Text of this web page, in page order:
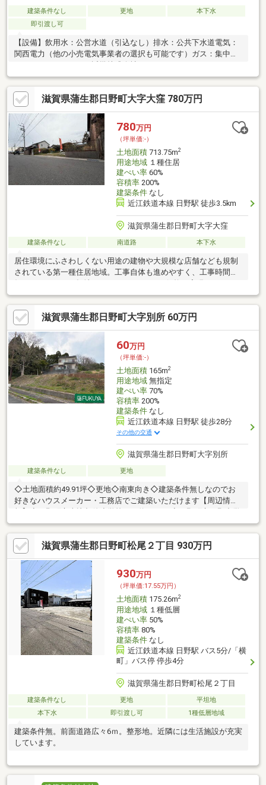
建築条件なし 更地
本下水
即引渡し可
【設備】飲用水：公営水道（引込なし）排水：公共下水道電気：
関西電力（他の小売電気事業者の選択も可能です）ガス：集中プ
滋賀県蒲生郡日野町大字大窪 780万円
780万円
（坪単価:-）
土地面積713.75m2
用途地域１種住居
建ぺい率60%
容積率200%
建築条件なし
近江鉄道本線 日野駅 徒歩3.5km
滋賀県蒲生郡日野町大字大窪
建築条件なし 南道路 本下水
居住環境にふさわしくない用途の建物や大規模な店舗なども規制
されている第一種住居地域。工事自体も進めやすく、工事時間も
すので、非常におすすめです。幅15m以上の接道なので安心して
建物を建てる事ができます。こちらの住宅用地で念願のマイホー
ムはいかがでしょうか。土地面積は713.75㎡(公簿)あります。コ
チラの土地は売地となっており、土地購入予定の方にお勧めで
す。
滋賀県蒲生郡日野町大字別所 60万円
60万円
（坪単価:-）
土地面積165m2
用途地域無指定
建ぺい率70%
容積率200%
建築条件なし
近江鉄道本線 日野駅 徒歩28分
その他の交通
滋賀県蒲生郡日野町大字別所
建築条件なし 更地
◇土地面積約49.91坪◇更地◇南東向き◇建築条件無しなのでお
好きなハウスメーカー・工務店でご建築いただけます【周辺情
校まで約4600ｍ◇フレンドマート日野店まで約4700ｍ◇アル・プ
ラザ水口まで約4700ｍ◇セブン-イレブン 滋賀日野高校前店まで
約3900ｍ【アクセス】◇近江鉄道本線日野駅まで徒歩28分◇近江
鉄道本線水口松尾駅まで徒歩37分FUKUYAがご提供するワンスト
ップサービス「ふくにゃんお手軽パック」ご好評いただいており
ます！お気軽にお問い合わせください！
滋賀県蒲生郡日野町松尾２丁目 930万円
930万円
（坪単価:17.55万円）
土地面積175.26m2
用途地域１種低層
建ぺい率50%
容積率80%
建築条件なし
近江鉄道本線 日野駅 バス5分/「横
町」バス停 停歩4分
滋賀県蒲生郡日野町松尾２丁目
建築条件なし 更地
平坦地
本下水
即引渡し可 1種低層地域
建築条件無。前面道路広々6ｍ。整形地。近隣には生活施設が充実
しています。